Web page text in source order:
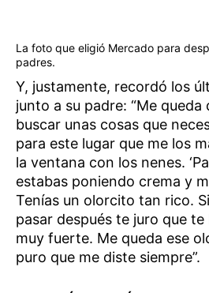
La foto que eligió Mercado para
padres.
Y, justamente, recordó los
junto a su padre: “Me queda
buscar unas cosas que
para este lugar que me los
la ventana con los nenes.
estabas poniendo crema y
Tenías un olorcito tan rico.
pasar después te juro que
muy fuerte. Me queda ese
puro que me diste siempre”.